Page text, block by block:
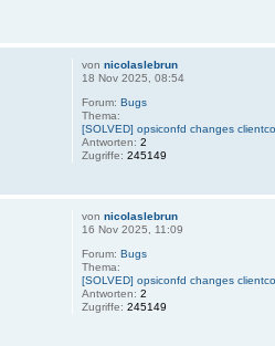
vonnicolaslebrun
18 Nov 2025, 08:54
Forum:Bugs
Thema:
[SOLVED] opsiconfd changes
Antworten:2
Zugriffe:245149
vonnicolaslebrun
16 Nov 2025, 11:09
Forum:Bugs
Thema:
[SOLVED] opsiconfd changes
Antworten:2
Zugriffe:245149